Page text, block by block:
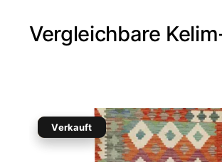
Vergleichbare
Verkauft
-30%